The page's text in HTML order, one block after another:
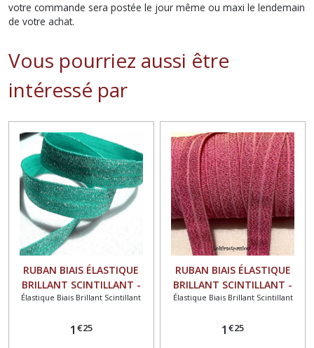
votre commande sera postée le jour même ou maxi le lendemain
de votre achat.
Vous pourriez aussi être
intéressé par
RUBAN BIAIS ÉLASTIQUE
BRILLANT SCINTILLANT -
323 / BLEU MER du SUD
OEKO-TEX 100 - vendu au
Élastique Biais Brillant Scintillant
1 €25
RUBAN BIAIS ÉLASTIQUE
BRILLANT SCINTILLANT -
90124 / VIEUX ROSE IRISÉ **
100 - vendu au mètre
Élastique Biais Brillant Scintillant
1 €25